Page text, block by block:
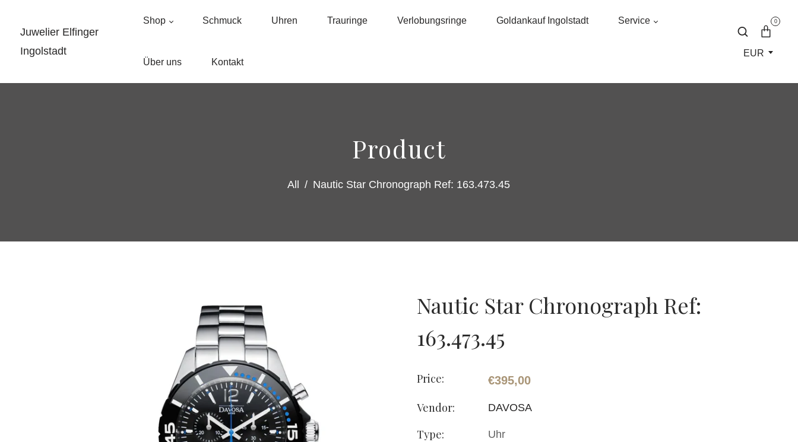
Juwelier Elfinger
Ingolstadt
Shop Schmuck Uhren Trauringe Verlobungsringe Goldankauf Ingolstadt Service
Über uns Kontakt
0
EUR
Product
All / Nautic Star Chronograph Ref: 163.473.45
Nautic Star Chronograph Ref:
163.473.45
Price: €395,00
Vendor: DAVOSA
Type: Uhr